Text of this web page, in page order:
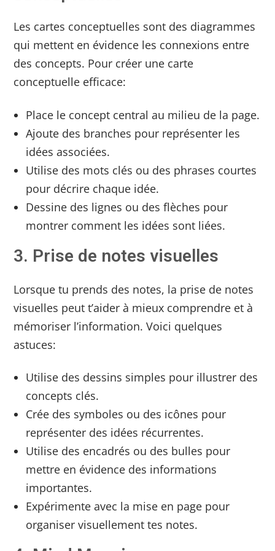
Les cartes conceptuelles sont des diagrammes
qui mettent en évidence les connexions entre
des concepts. Pour créer une carte
conceptuelle efficace:
Place le concept central au milieu de la page.
Ajoute des branches pour représenter les
idées associées.
Utilise des mots clés ou des phrases courtes
pour décrire chaque idée.
Dessine des lignes ou des flèches pour
montrer comment les idées sont liées.
3. Prise de notes visuelles
Lorsque tu prends des notes, la prise de notes
visuelles peut t’aider à mieux comprendre et à
mémoriser l’information. Voici quelques
astuces:
Utilise des dessins simples pour illustrer des
concepts clés.
Crée des symboles ou des icônes pour
représenter des idées récurrentes.
Utilise des encadrés ou des bulles pour
mettre en évidence des informations
importantes.
Expérimente avec la mise en page pour
organiser visuellement tes notes.